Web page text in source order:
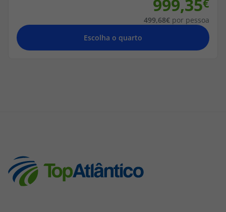
999,35
499,68
por pessoa
Escolha o quarto